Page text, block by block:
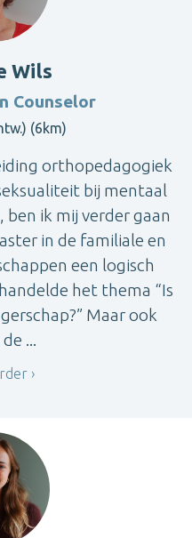
Wils
Counselor
(6km)
orthopedagogiek
bij mentaal
ik mij verder gaan
in de familiale en
een logisch
het thema “Is
Maar ook
...